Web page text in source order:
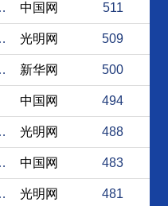
区和平... 中国网 511
姓生活 光明网 509
，为何... 新华网 500
中国网 494
色基因 光明网 488
国亚太... 中国网 483
焦裕禄... 光明网 481